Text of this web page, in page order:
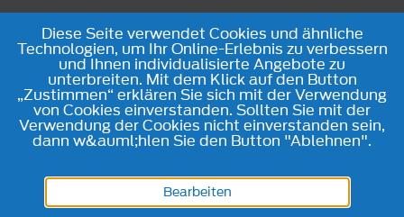
Diese Seite verwendet Cookies und ähnliche
Technologien, um Ihr Online-Erlebnis zu verbessern
und Ihnen individualisierte Angebote zu
unterbreiten. Mit dem Klick auf den Button
„Zustimmen“ erklären Sie sich mit der Verwendung
von Cookies einverstanden. Sollten Sie mit der
Verwendung der Cookies nicht einverstanden sein,
dann w&auml;hlen Sie den Button "Ablehnen".
Bearbeiten